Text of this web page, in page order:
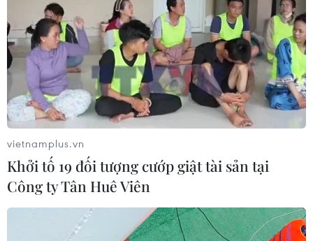
Indonesia lo ngại "những cỗ máy giết
người" đã hoạt động ở Philippines
vietnamplus.vn
Khởi tố 19 đối tượng cướp giật tài sản tại
Công ty Tân Huê Viên